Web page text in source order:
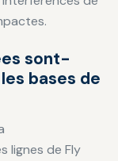
sont-
bases de
lignes de Fly